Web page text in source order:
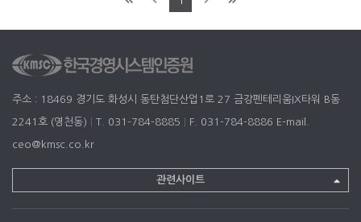
주소 : 18469 경기도 화성시 동탄첨단산업1로 27 금강펜테리움IX타워 B동
2241호 (영천동) T. 031-784-8885 F. 031-784-8886 E-mail.
ceo@kmsc.co.kr
관련사이트